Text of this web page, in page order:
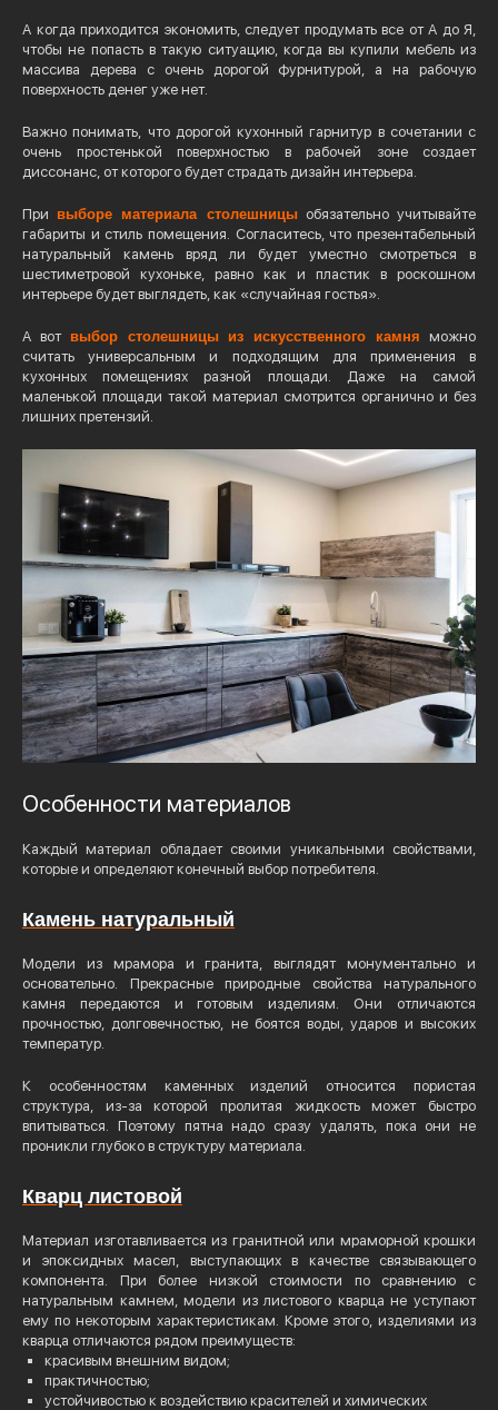
А когда приходится экономить, следует продумать все от А до Я,
чтобы не попасть в такую ситуацию, когда вы купили мебель из
массива дерева с очень дорогой фурнитурой, а на рабочую
поверхность денег уже нет.
Важно понимать, что дорогой кухонный гарнитур в сочетании с
очень простенькой поверхностью в рабочей зоне создает
диссонанс, от которого будет страдать дизайн интерьера.
При выборе материала столешницыобязательно учитывайте
габариты и стиль помещения. Согласитесь, что презентабельный
натуральный камень вряд ли будет уместно смотреться в
шестиметровой кухоньке, равно как и пластик в роскошном
интерьере будет выглядеть, как «случайная гостья».
А вот выбор столешницы из искусственного камня можно
считать универсальным и подходящим для применения в
кухонных помещениях разной площади. Даже на самой
маленькой площади такой материал смотрится органично и без
лишних претензий.
Особенности материалов
Каждый материал обладает своими уникальными свойствами,
которые и определяют конечный выбор потребителя.
Камень натуральный
Модели из мрамора и гранита, выглядят монументально и
основательно. Прекрасные природные свойства натурального
камня передаются и готовым изделиям. Они отличаются
прочностью, долговечностью, не боятся воды, ударов и высоких
температур.
К особенностям каменных изделий относится пористая
структура, из-за которой пролитая жидкость может быстро
впитываться. Поэтому пятна надо сразу удалять, пока они не
проникли глубоко в структуру материала.
Кварц листовой
Материал изготавливается из гранитной или мраморной крошки
и эпоксидных масел, выступающих в качестве связывающего
компонента. При более низкой стоимости по сравнению с
натуральным камнем, модели из листового кварца не уступают
ему по некоторым характеристикам. Кроме этого, изделиями из
кварца отличаются рядом преимуществ:
красивым внешним видом;
практичностью;
устойчивостью к воздействию красителей и химических